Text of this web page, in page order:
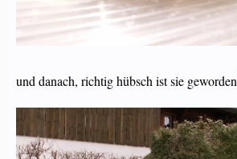
und danach, richtig hübsch ist sie geworden